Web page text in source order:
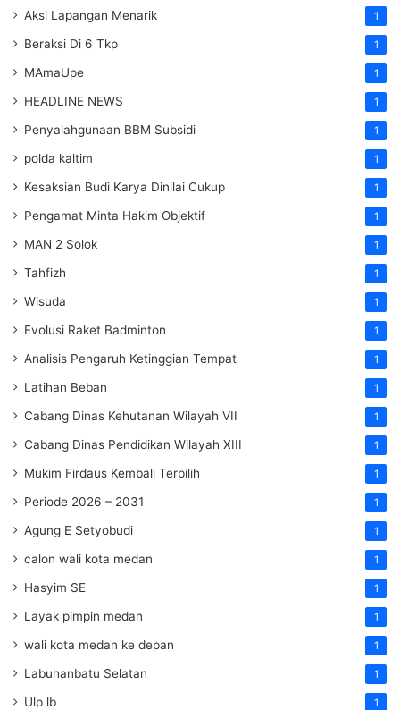
Aksi Lapangan Menarik 1
Beraksi Di 6 Tkp 1
MAmaUpe 1
HEADLINE NEWS 1
Penyalahgunaan BBM Subsidi 1
polda kaltim 1
Kesaksian Budi Karya Dinilai Cukup 1
Pengamat Minta Hakim Objektif 1
MAN 2 Solok 1
Tahfizh 1
Wisuda 1
Evolusi Raket Badminton 1
Analisis Pengaruh Ketinggian Tempat 1
Latihan Beban 1
Cabang Dinas Kehutanan Wilayah VII 1
Cabang Dinas Pendidikan Wilayah XIII 1
Mukim Firdaus Kembali Terpilih 1
Periode 2026 – 2031 1
Agung E Setyobudi 1
calon wali kota medan 1
Hasyim SE 1
Layak pimpin medan 1
wali kota medan ke depan 1
Labuhanbatu Selatan 1
Ulp lb 1